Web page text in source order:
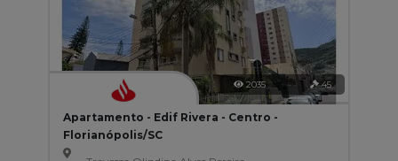
2035 45
Apartamento - Edif Rivera - Centro -
Florianópolis/SC